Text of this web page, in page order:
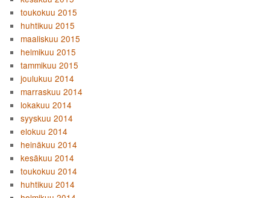
toukokuu 2015
huhtikuu 2015
maaliskuu 2015
helmikuu 2015
tammikuu 2015
joulukuu 2014
marraskuu 2014
lokakuu 2014
syyskuu 2014
elokuu 2014
heinäkuu 2014
kesäkuu 2014
toukokuu 2014
huhtikuu 2014